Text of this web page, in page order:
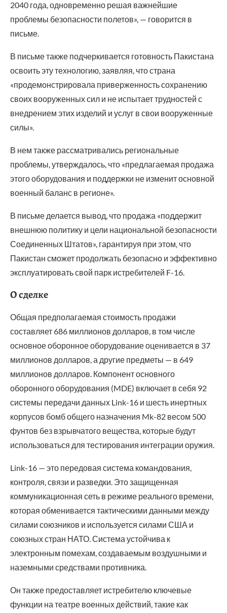
2040 года, одновременно решая важнейшие
проблемы безопасности полетов», — говорится в
письме.
В письме также подчеркивается готовность Пакистана
освоить эту технологию, заявляя, что страна
«продемонстрировала приверженность сохранению
своих вооруженных сил и не испытает трудностей с
внедрением этих изделий и услуг в свои вооруженные
силы».
В нем также рассматривались региональные
проблемы, утверждалось, что «предлагаемая продажа
этого оборудования и поддержки не изменит основной
военный баланс в регионе».
В письме делается вывод, что продажа «поддержит
внешнюю политику и цели национальной безопасности
Соединенных Штатов», гарантируя при этом, что
Пакистан сможет продолжать безопасно и эффективно
эксплуатировать свой парк истребителей F-16.
О сделке
Общая предполагаемая стоимость продажи
составляет 686 миллионов долларов, в том числе
основное оборонное оборудование оценивается в 37
миллионов долларов, а другие предметы — в 649
миллионов долларов. Компонент основного
оборонного оборудования (MDE) включает в себя 92
системы передачи данных Link-16 и шесть инертных
корпусов бомб общего назначения Mk-82 весом 500
фунтов без взрывчатого вещества, которые будут
использоваться для тестирования интеграции оружия.
Link-16 — это передовая система командования,
контроля, связи и разведки. Это защищенная
коммуникационная сеть в режиме реального времени,
которая обменивается тактическими данными между
силами союзников и используется силами США и
союзных стран НАТО. Система устойчива к
электронным помехам, создаваемым воздушными и
наземными средствами противника.
Он также предоставляет истребителю ключевые
функции на театре военных действий, такие как